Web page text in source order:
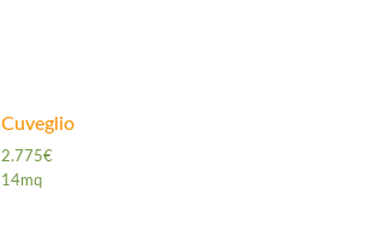
Cuveglio
2.775€
14mq